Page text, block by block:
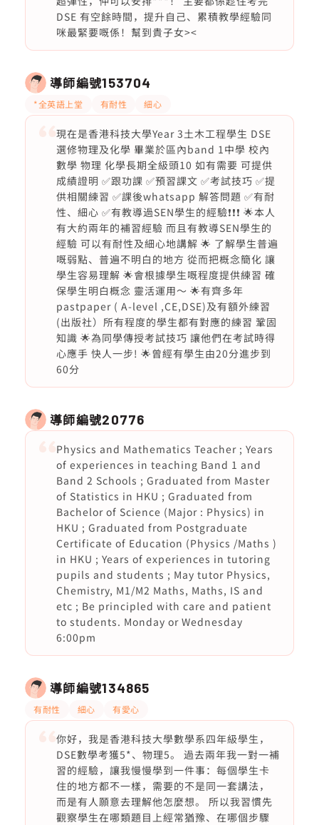
DSE 有空餘時間，提升自己、累積教學經驗同
咪最緊要嘅係！幫到貴子女><
導師編號153704
*全英語上堂 有耐性 細心
現在是香港科技大學Year 3土木工程學生 DSE
選修物理及化學 畢業於區內band 1中學 校內
數學 物理 化學長期全級頭10 如有需要 可提供
成績證明 ✅跟功課 ✅預習課文 ✅考試技巧 ✅提
供相關練習 ✅課後whatsapp 解答問題 ✅有耐
性、細心 ✅有教導過SEN學生的經驗❗️❗️❗️ 🌟本人
有大約兩年的補習經驗 而且有教導SEN學生的
經驗 可以有耐性及細心地講解 🌟 了解學生普遍
嘅弱點、普遍不明白的地方 從而把概念簡化 讓
學生容易理解 🌟會根據學生嘅程度提供練習 確
保學生明白概念 靈活運用～ 🌟有齊多年
pastpaper ( A-level ,CE,DSE)及有額外練習
(出版社）所有程度的學生都有對應的練習 鞏固
知識 🌟為同學傳授考試技巧 讓他們在考試時得
心應手 快人一步! 🌟曾經有學生由20分進步到
60分
導師編號20776
Physics and Mathematics Teacher ; Years
of experiences in teaching Band 1 and
Band 2 Schools ; Graduated from Master
of Statistics in HKU ; Graduated from
Bachelor of Science (Major : Physics) in
HKU ; Graduated from Postgraduate
Certificate of Education (Physics /Maths )
in HKU ; Years of experiences in tutoring
pupils and students ; May tutor Physics,
Chemistry, M1/M2 Maths, Maths, IS and
etc ; Be principled with care and patient
to students. Monday or Wednesday
6:00pm
導師編號134865
有耐性 細心 有愛心
你好，我是香港科技大學數學系四年級學生，
DSE數學考獲5*、物理5。 過去兩年我一對一補
習的經驗，讓我慢慢學到一件事：每個學生卡
住的地方都不一樣，需要的不是同一套講法，
而是有人願意去理解他怎麼想。 所以我習慣先
觀察學生在哪類題目上經常猶豫、在哪個步驟